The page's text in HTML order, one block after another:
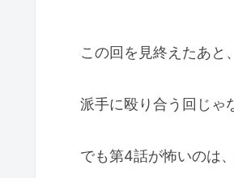
この回を見終えたあと
派手に殴り合う回じゃ
でも第4話が怖いのは、